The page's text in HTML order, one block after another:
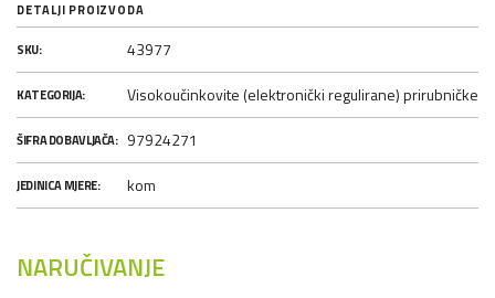
DETALJI PROIZVODA
SKU: 43977
KATEGORIJA: Visokoučinkovite (elektronički regulirane) prirubničke
ŠIFRA DOBAVLJAČA: 97924271
JEDINICA MJERE: kom
NARUČIVANJE